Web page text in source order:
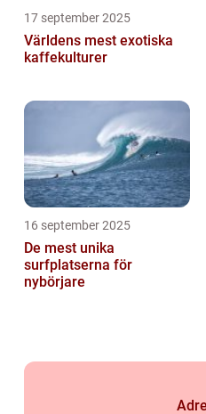
17 september 2025
Världens mest exotiska
kaffekulturer
16 september 2025
De mest unika
surfplatserna för
nybörjare